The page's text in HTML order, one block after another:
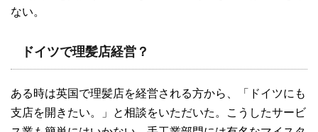
ない。
ドイツで理髪店経営？
ある時は英国で理髪店を経営される方から、「ドイツにも
支店を開きたい。」と相談をいただいた。こうしたサービ